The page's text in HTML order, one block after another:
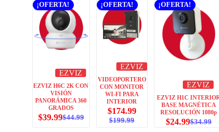
¡OFERTA!
EZVIZ
EZVIZ H6C 2K CON
VISIÓN
PANORÁMICA 360
GRADOS
$44.99
$39.99
¡OFERTA!
EZVIZ
VIDEOPORTERO
CON MONITOR
WI-FI PARA
INTERIOR
$199.99
$174.99
¡OFERTA!
EZVIZ
EZVIZ H1C
BASE MAGNÉTICA
RESOLUCIÓN 1080p
$34.99
$24.99